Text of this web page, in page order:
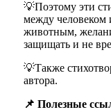
💡Поэтому эти
между
животным,
защищать и не
💡Также
автора.
📌 Полезные